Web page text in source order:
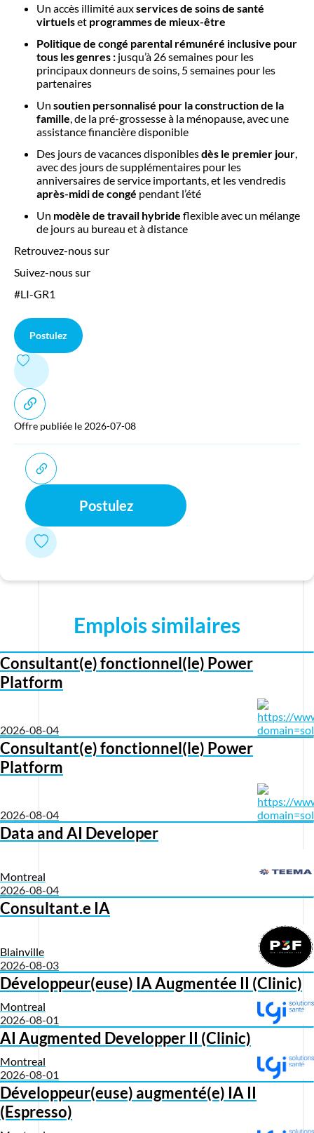
Un accès illimité auxservices de soins de santé
virtuelset programmes de mieux-être
Politique de congé parental rémunéré inclusive pour
tous les genres : jusqu’à 26 semaines pour les
principaux donneurs de soins, 5 semaines pour les
partenaires
Un soutien personnalisé pour la construction de la
famille, de la pré-grossesse à la ménopause, avec une
assistance financière disponible
Des jours de vacances disponiblesdès le premier jour,
avec des jours de supplémentaires pour les
anniversaires de service importants, et les vendredis
après-midi de congé pendant l’été
Un modèle de travail hybride flexible avec un mélange
de jours au bureau et à distance
Retrouvez-nous sur
Suivez-nous sur
#LI-GR1
Postulez
Offre publiée le 2026-07-08
Postulez
Emplois similaires
Consultant(e) fonctionnel(le) Power
Platform
2026-08-04
Consultant(e) fonctionnel(le) Power
Platform
2026-08-04
Data and AI Developer
Montreal
2026-08-04
Consultant.e IA
Blainville
2026-08-03
Développeur(euse) IA Augmentée II (Clinic)
Montreal
2026-08-01
AI Augmented Developper II (Clinic)
Montreal
2026-08-01
Développeur(euse) augmenté(e) IA II
(Espresso)